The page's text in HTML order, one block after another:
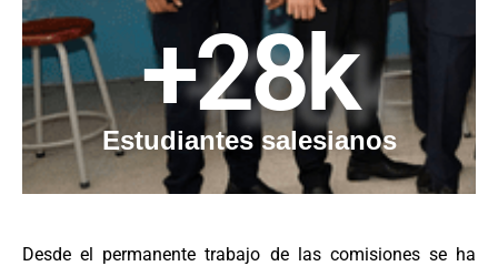
Estudiantes salesianos
+28k
Desde el permanente trabajo de las comisiones se ha